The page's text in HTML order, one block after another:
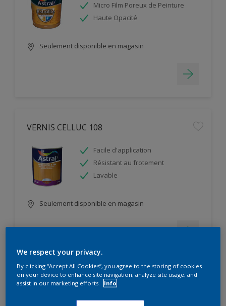
Micro Film Poreux de Peinture
Haute Opacité
Seulement disponible en magasin
VERNIS CELLUC 108
Facile d'application
Résistant au frotement
Lavable
Seulement disponible en magasin
CELLUC 109
We respect your privacy.
By clicking “Accept All Cookies”, you agree to the storing of cookies
on your device to enhance site navigation, analyze site usage, and
assist in our marketing efforts.
Info